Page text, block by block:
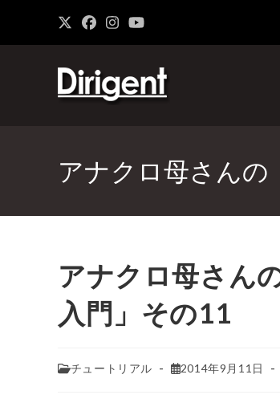
アナクロ母さんの
アナクロ母さん
入門」その11
チュートリアル 2014年9月11日